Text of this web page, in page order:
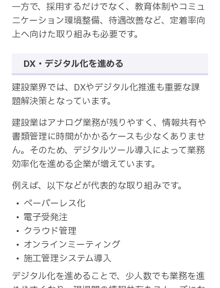
一方で、採用するだけでなく、教育体制やコミュ
ニケーション環境整備、待遇改善など、定着率向
上へ向けた取り組みも必要です。
DX・デジタル化を進める
建設業界では、DXやデジタル化推進も重要な課
題解決策となっています。
建設業はアナログ業務が残りやすく、情報共有や
書類管理に時間がかかるケースも少なくありませ
ん。そのため、デジタルツール導入によって業務
効率化を進める企業が増えています。
例えば、以下などが代表的な取り組みです。
ペーパーレス化
電子受発注
クラウド管理
オンラインミーティング
施工管理システム導入
デジタル化を進めることで、少人数でも業務を進